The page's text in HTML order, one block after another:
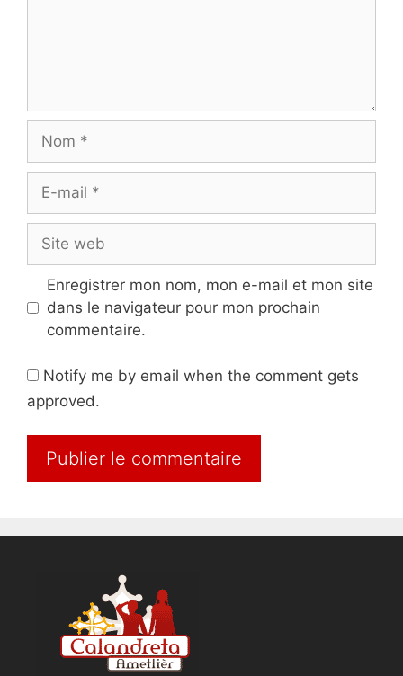
Nom
Site
web
Enregistrer mon nom, mon e-mail et mon site
dans le navigateur pour mon prochain
commentaire.
Notify me by email when the comment gets
approved.